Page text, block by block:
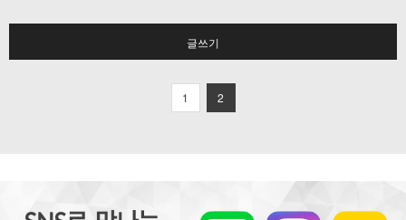
글쓰기
1 2